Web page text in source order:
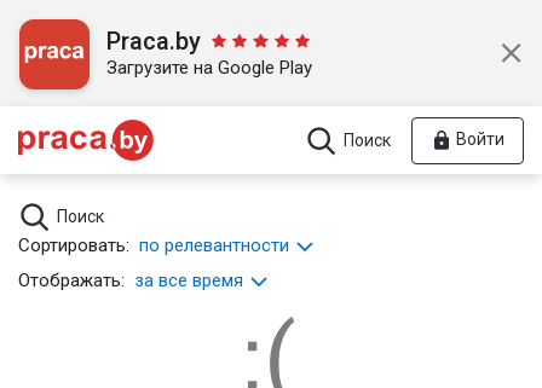
Praca.by
Загрузите на Google Play
Поиск Войти
Поиск
Сортировать: по релевантности
Отображать: за все время